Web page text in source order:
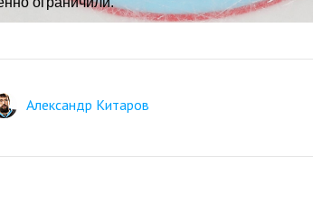
Александр Китаров